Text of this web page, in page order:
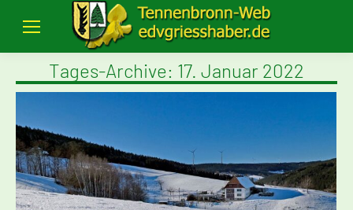
Tages-Archive: 17. Januar 2022